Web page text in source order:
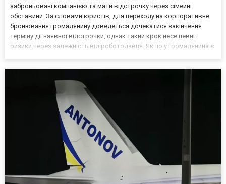
заброньовані компанією та мати відстрочку через сімейні
обставини. За словами юристів, для переходу на корпоративне
бронювання громадянину доведеться дочекатися закінчення
терміну дії наявної відстрочки, однак такий крок несе певні
ризики через залежність від роботодавця. Якщо у громадянина є